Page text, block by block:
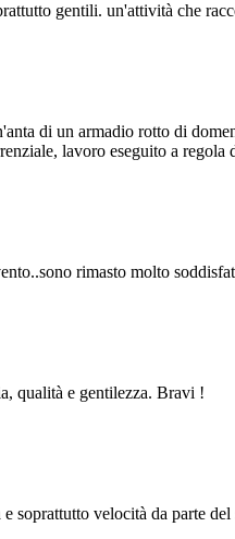
gentili. un'attività che
di un armadio rotto di
lavoro eseguito a
rimasto molto
qualità e gentilezza. Bravi !
soprattutto velocità da parte